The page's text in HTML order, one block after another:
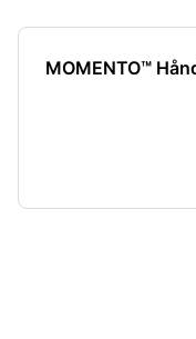
MOMENTO™